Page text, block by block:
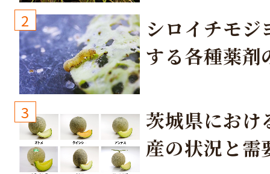
2
シロイチモジ
する各種薬剤
3
茨城県におけ
産の状況と需